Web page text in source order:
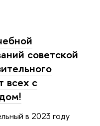
советской
всех с
в 2023 году